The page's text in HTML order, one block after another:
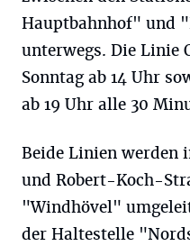
Hauptbahnhof" und
unterwegs. Die Linie
Sonntag ab 14 Uhr
ab 19 Uhr alle 30
Beide Linien werden
und Robert-Koch-
"Windhövel"
der Haltestelle